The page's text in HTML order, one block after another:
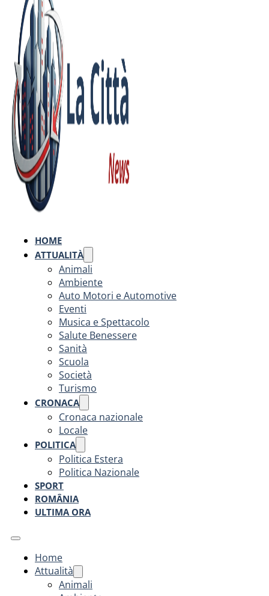
HOME
ATTUALITÀ
Animali
Ambiente
Auto Motori e Automotive
Eventi
Musica e Spettacolo
Salute Benessere
Sanità
Scuola
Società
Turismo
CRONACA
Cronaca nazionale
Locale
POLITICA
Politica Estera
Politica Nazionale
SPORT
ROMÂNIA
ULTIMA ORA
Home
Attualità
Animali